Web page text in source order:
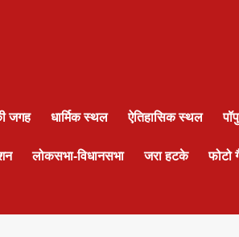
जगह धार्मिक स्थल ऐतिहासिक स्थल
लोकसभा-विधानसभा जरा हटके फोटो